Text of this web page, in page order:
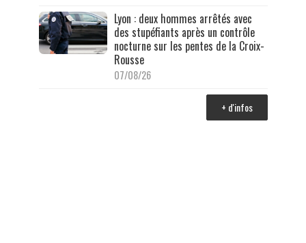
Lyon : deux hommes arrêtés avec
des stupéfiants après un contrôle
nocturne sur les pentes de la Croix-
Rousse
07/08/26
+ d'infos